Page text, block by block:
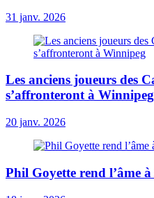
31 janv. 2026
Les anciens joueurs des
s’affronteront à Winnipeg
20 janv. 2026
Phil Goyette rend l’âme à